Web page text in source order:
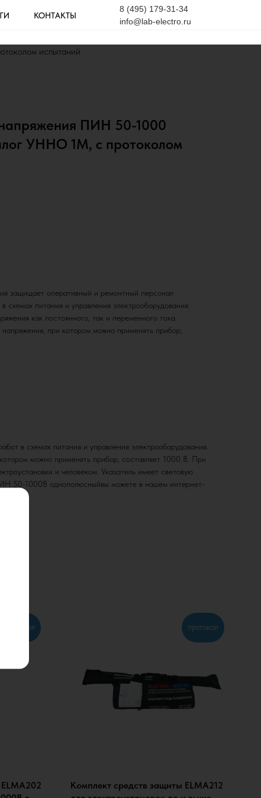
КОНТАКТЫ
8 (495) 179-31-34
info@lab-electro.ru
испытаний
напряжения ПИН 50-1000
УННО 1М, с протоколом
защищает оперативный и ремонтный персонал
схемах питания и управления электрооборудования.
как постоянного, так и переменного тока.
при котором можно применять прибор,
в схемах питания и управления электрооборудования.
можно применять прибор, составляет 1000 В. При
и человеком. Указатель имеет световую
50-1000В однополюсныйвы можете в нашем интернет-
протокол протокол
Комплект средств защиты ELMA212